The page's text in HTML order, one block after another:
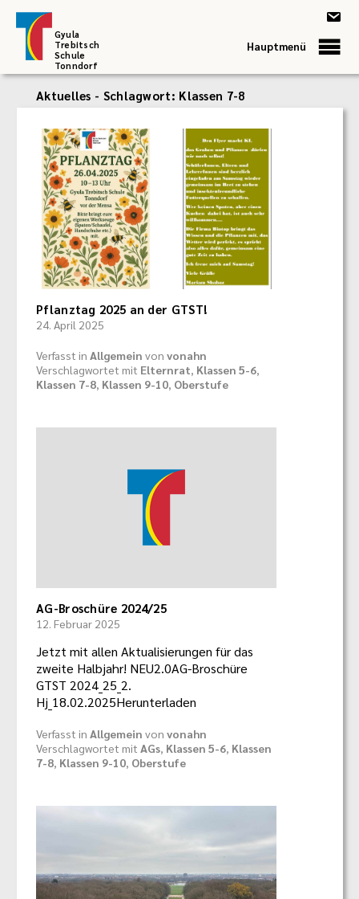
Gyula
Trebitsch
Schule
Tonndorf
Hauptmenü
Aktuelles - Schlagwort: Klassen 7-8
Pflanztag 2025 an der GTST!
24. April 2025
Verfasst in Allgemein von vonahn
Verschlagwortet mit Elternrat, Klassen 5-6,
Klassen 7-8, Klassen 9-10, Oberstufe
AG-Broschüre 2024/25
12. Februar 2025
Jetzt mit allen Aktualisierungen für das
zweite Halbjahr! NEU2.0AG-Broschüre
GTST 2024_25_2.
Hj_18.02.2025Herunterladen
Verfasst in Allgemein von vonahn
Verschlagwortet mit AGs, Klassen 5-6, Klassen
7-8, Klassen 9-10, Oberstufe